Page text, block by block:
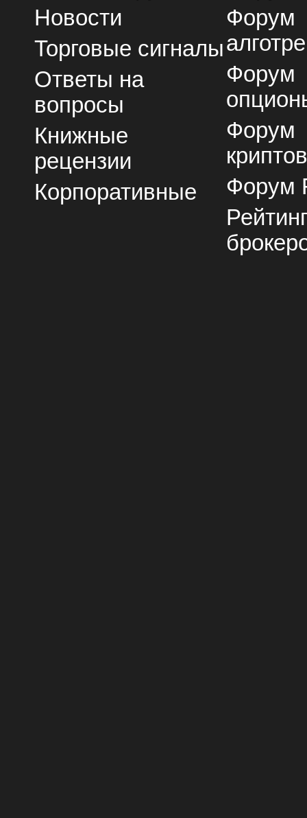
Новости
Торговые сигналы
Ответы на
вопросы
Книжные
рецензии
Корпоративные
Форум
Форум
Форум
Форум